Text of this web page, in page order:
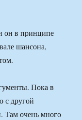
он в принципе
шансона,
Пока в
с другой
Там очень много